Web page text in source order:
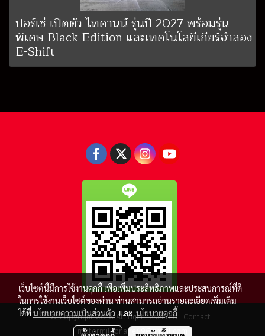
ปอร์เช่ เปิดตัว ไทคานน์ รุ่นปี 2027 พร้อมรุ่น
พิเศษ Black Edition และเทคโนโลยีเกียร์จำลอง
E-Shift
© Copyright 2016 All right reserved.| Contact :
motormillionaire69@gmail.com
เว็บไซต์นี้มีการใช้งานคุกกี้ เพื่อเพิ่มประสิทธิภาพและประสบการณ์ที่ดี
ในการใช้งานเว็บไซต์ของท่าน ท่านสามารถอ่านรายละเอียดเพิ่มเติม
ได้ที่นโยบายความเป็นส่วนตัว และนโยบายคุกกี้